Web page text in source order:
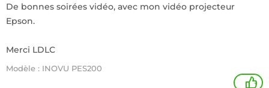
De bonnes soirées vidéo, avec mon vidéo projecteur
Epson.
Merci LDLC
Modèle : INOVU PES200
+